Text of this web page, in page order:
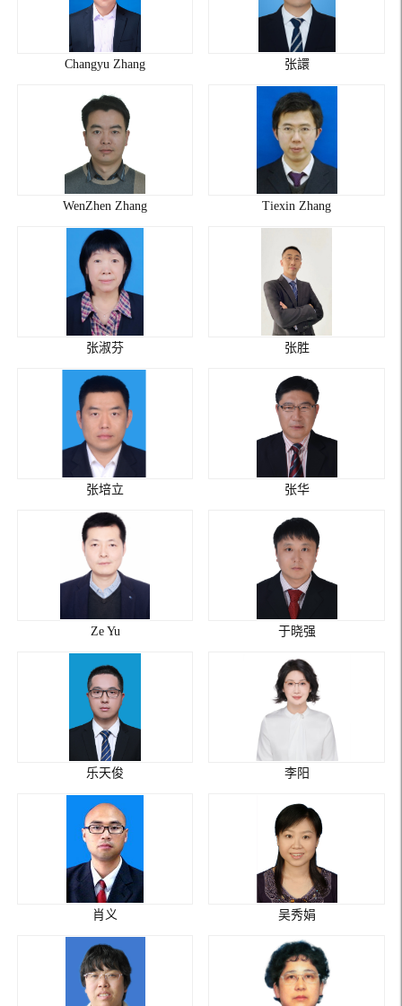
Changyu Zhang 张譞
WenZhen Zhang Tiexin Zhang
张淑芬 张胜
张培立 张华
Ze Yu 于晓强
乐天俊 李阳
肖义 吴秀娟